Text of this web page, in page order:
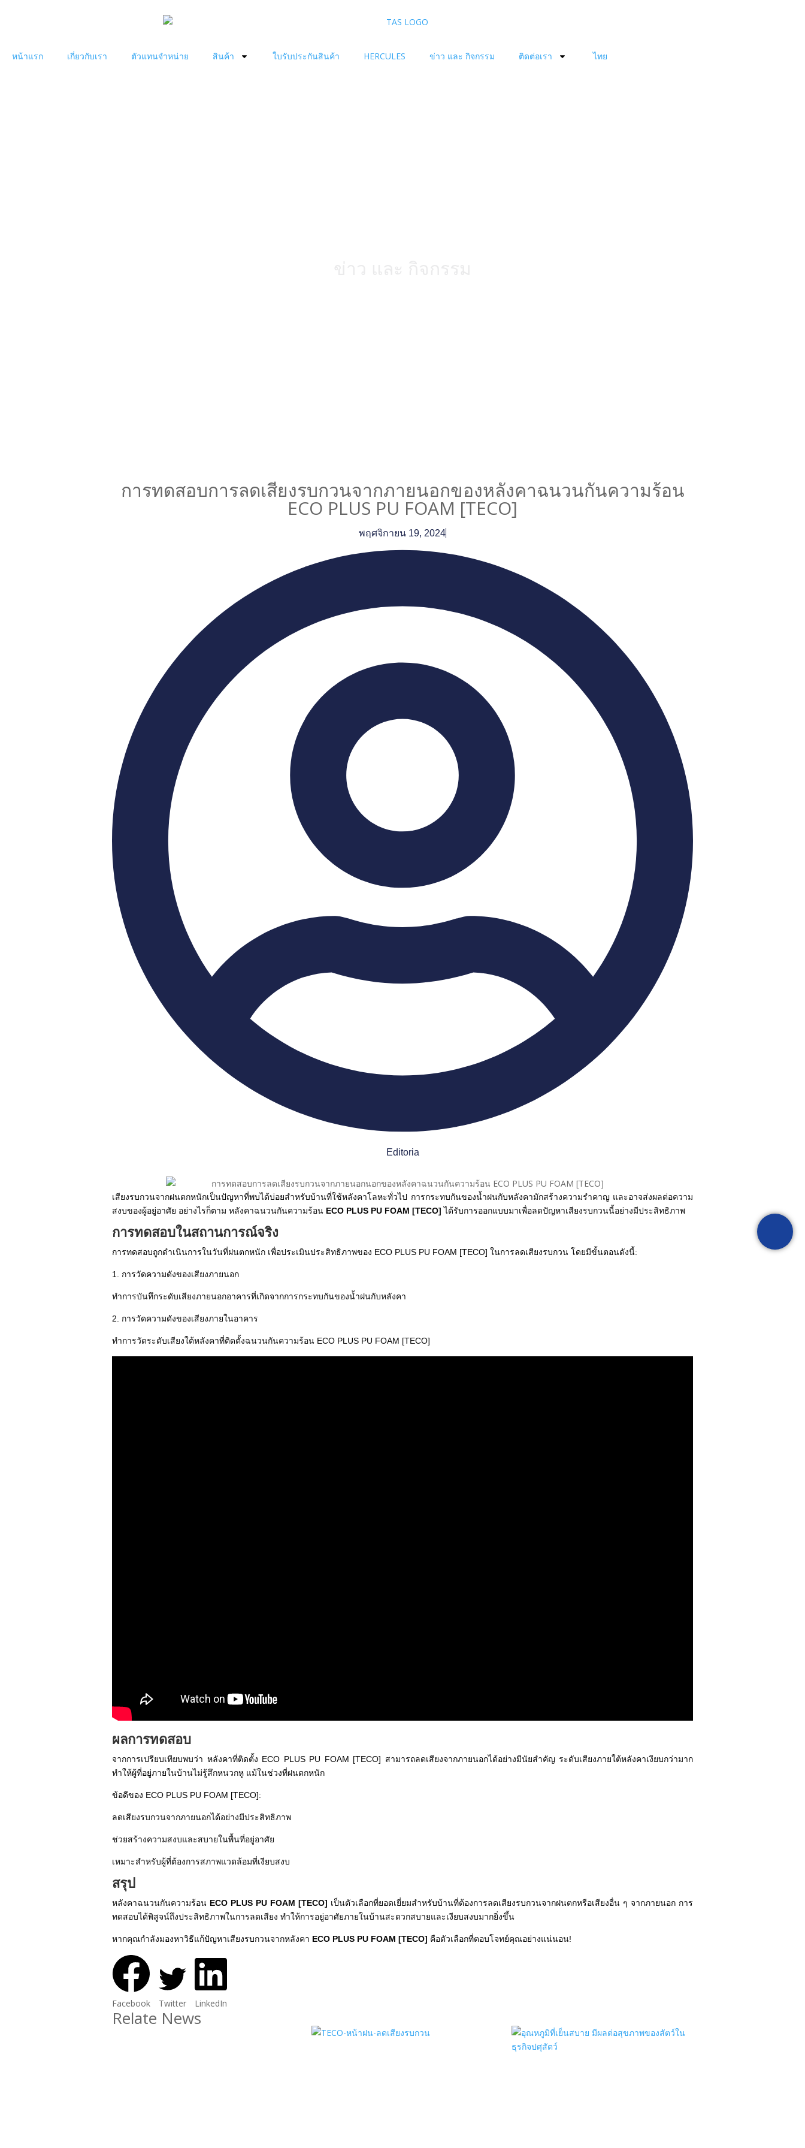
หน้าแรก เกี่ยวกับเรา ตัวแทนจำหน่าย สินค้า ใบรับประกันสินค้า HERCULES ข่าว และ กิจกรรม ติดต่อเรา ไทย
การทดสอบการลดเสียงรบกวนจากภายนอกของหลังคาฉนวนกันความร้อน
ECO PLUS PU FOAM [TECO]
พฤศจิกายน 19, 2024
Editoria
เสียงรบกวนจากฝนตกหนักเป็นปัญหาที่พบได้บ่อยสำหรับบ้านที่ใช้หลังคาโลหะทั่วไป การกระทบกันของน้ำฝนกับหลังคามักสร้างความรำคาญ และอาจส่งผลต่อความ
สงบของผู้อยู่อาศัย อย่างไรก็ตาม หลังคาฉนวนกันความร้อน ECO PLUS PU FOAM [TECO] ได้รับการออกแบบมาเพื่อลดปัญหาเสียงรบกวนนี้อย่างมีประสิทธิภาพ
การทดสอบในสถานการณ์จริง
การทดสอบถูกดำเนินการในวันที่ฝนตกหนัก เพื่อประเมินประสิทธิภาพของ ECO PLUS PU FOAM [TECO] ในการลดเสียงรบกวน โดยมีขั้นตอนดังนี้:
1. การวัดความดังของเสียงภายนอก
ทำการบันทึกระดับเสียงภายนอกอาคารที่เกิดจากการกระทบกันของน้ำฝนกับหลังคา
2. การวัดความดังของเสียงภายในอาคาร
ทำการวัดระดับเสียงใต้หลังคาที่ติดตั้งฉนวนกันความร้อน ECO PLUS PU FOAM [TECO]
ผลการทดสอบ
จากการเปรียบเทียบพบว่า หลังคาที่ติดตั้ง ECO PLUS PU FOAM [TECO] สามารถลดเสียงจากภายนอกได้อย่างมีนัยสำคัญ ระดับเสียงภายใต้หลังคาเงียบกว่ามาก
ทำให้ผู้ที่อยู่ภายในบ้านไม่รู้สึกหนวกหู แม้ในช่วงที่ฝนตกหนัก
ข้อดีของ ECO PLUS PU FOAM [TECO]:
ลดเสียงรบกวนจากภายนอกได้อย่างมีประสิทธิภาพ
ช่วยสร้างความสงบและสบายในพื้นที่อยู่อาศัย
เหมาะสำหรับผู้ที่ต้องการสภาพแวดล้อมที่เงียบสงบ
สรุป
หลังคาฉนวนกันความร้อน ECO PLUS PU FOAM [TECO] เป็นตัวเลือกที่ยอดเยี่ยมสำหรับบ้านที่ต้องการลดเสียงรบกวนจากฝนตกหรือเสียงอื่น ๆ จากภายนอก การ
ทดสอบได้พิสูจน์ถึงประสิทธิภาพในการลดเสียง ทำให้การอยู่อาศัยภายในบ้านสะดวกสบายและเงียบสงบมากยิ่งขึ้น
หากคุณกำลังมองหาวิธีแก้ปัญหาเสียงรบกวนจากหลังคา ECO PLUS PU FOAM [TECO] คือตัวเลือกที่ตอบโจทย์คุณอย่างแน่นอน!
Facebook Twitter LinkedIn
Relate News
การทดสอบการลดเสียงรบกวน
จากภายนอกของหลังคาฉนวน
กันความร้อน ECO PLUS PU